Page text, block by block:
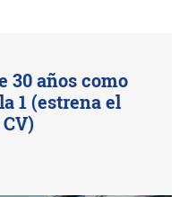
30 años como
1 (estrena el